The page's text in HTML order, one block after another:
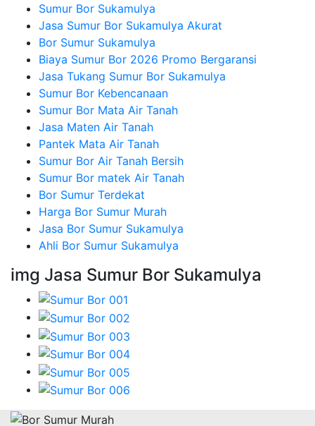
Sumur Bor Sukamulya
Jasa Sumur Bor Sukamulya Akurat
Bor Sumur Sukamulya
Biaya Sumur Bor 2026 Promo Bergaransi
Jasa Tukang Sumur Bor Sukamulya
Sumur Bor Kebencanaan
Sumur Bor Mata Air Tanah
Jasa Maten Air Tanah
Pantek Mata Air Tanah
Sumur Bor Air Tanah Bersih
Sumur Bor matek Air Tanah
Bor Sumur Terdekat
Harga Bor Sumur Murah
Jasa Bor Sumur Sukamulya
Ahli Bor Sumur Sukamulya
img Jasa Sumur Bor Sukamulya